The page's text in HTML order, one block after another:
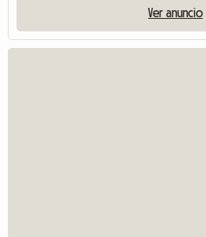
Ver anuncio